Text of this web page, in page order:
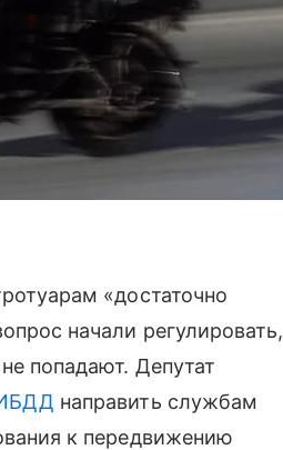
«достаточно
начали регулировать,
попадают. Депутат
направить службам
к передвижению